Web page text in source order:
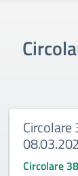
Circolare